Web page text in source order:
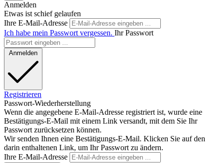
Anmelden
Etwas ist schief gelaufen
Ihre E-Mail-Adresse
Ich habe mein Passwort vergessen. Ihr Passwort
Anmelden
Registrieren
Passwort-Wiederherstellung
Wenn die angegebene E-Mail-Adresse registriert ist, wurde eine
Bestätigungs-E-Mail mit einem Link versandt, mit dem Sie Ihr
Passwort zurücksetzen können.
Wir senden Ihnen eine Bestätigungs-E-Mail. Klicken Sie auf den
darin enthaltenen Link, um Ihr Passwort zu ändern.
Ihre E-Mail-Adresse